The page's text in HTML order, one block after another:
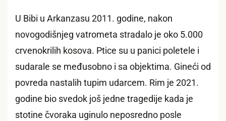
U Bibi u Arkanzasu 2011. godine, nakon
novogodišnjeg vatrometa stradalo je oko 5.000
crvenokrilih kosova. Ptice su u panici poletele i
sudarale se međusobno i sa objektima. Gineći od
povreda nastalih tupim udarcem. Rim je 2021.
godine bio svedok još jedne tragedije kada je
stotine čvoraka uginulo neposredno posle